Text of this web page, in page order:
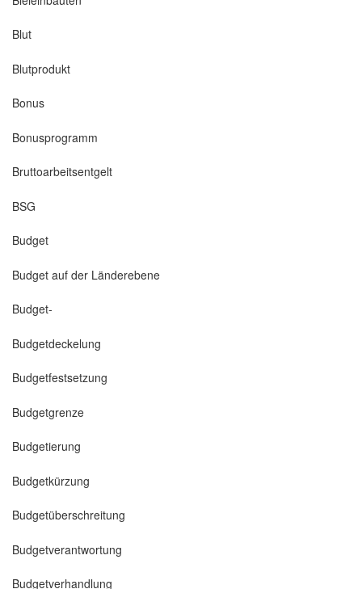
Blut
Blutprodukt
Bonus
Bonusprogramm
Bruttoarbeitsentgelt
BSG
Budget
Budget auf der Länderebene
Budget-
Budgetdeckelung
Budgetfestsetzung
Budgetgrenze
Budgetierung
Budgetkürzung
Budgetüberschreitung
Budgetverantwortung
Budgetverhandlung